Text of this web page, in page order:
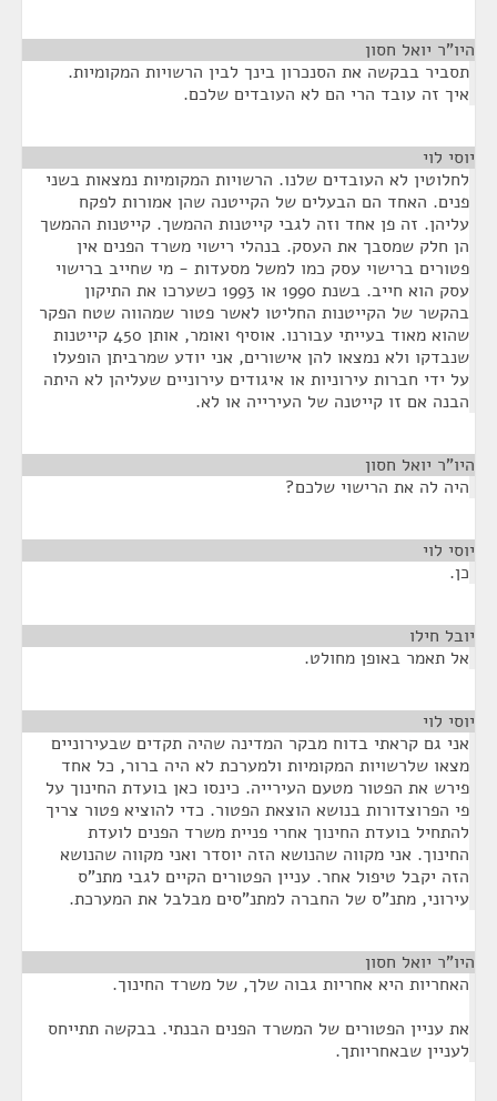
היו"ר יואל חסון
תסביר בבקשה את הסנכרון בינך לבין הרשויות המקומיות.
איך זה עובד הרי הם לא העובדים שלכם.
יוסי לוי
לחלוטין לא העובדים שלנו. הרשויות המקומיות נמצאות בשני
פנים. האחד הם הבעלים של הקייטנה שהן אמורות לפקח
עליהן. זה פן אחד וזה לגבי קייטנות ההמשך. קייטנות ההמשך
הן חלק שמסבך את העסק. בנהלי רישוי משרד הפנים אין
פטורים ברישוי עסק כמו למשל מסעדות - מי שחייב ברישוי
עסק הוא חייב. בשנת 1990 או 1993 כשערכו את התיקון
בהקשר של הקייטנות החליטו לאשר פטור שמהווה שטח הפקר
שהוא מאוד בעייתי עבורנו. אוסיף ואומר, אותן 450 קייטנות
שנבדקו ולא נמצאו להן אישורים, אני יודע שמרביתן הופעלו
על ידי חברות עירוניות או איגודים עירוניים שעליהן לא היתה
הבנה אם זו קייטנה של העירייה או לא.
היו"ר יואל חסון
היה לה את הרישוי שלכם?
יוסי לוי
כן.
יובל חילו
אל תאמר באופן מחולט.
יוסי לוי
אני גם קראתי בדוח מבקר המדינה שהיה תקדים שבעירוניים
מצאו שלרשויות המקומיות ולמערכת לא היה ברור, כל אחד
פירש את הפטור מטעם העירייה. כינסו כאן בועדת החינוך על
פי הפרוצדורות בנושא הוצאת הפטור. כדי להוציא פטור צריך
להתחיל בועדת החינוך אחרי פניית משרד הפנים לועדת
החינוך. אני מקווה שהנושא הזה יוסדר ואני מקווה שהנושא
הזה יקבל טיפול אחר. עניין הפטורים הקיים לגבי מתנ"ס
עירוני, מתנ"ס של החברה למתנ"סים מבלבל את המערכת.
היו"ר יואל חסון
האחריות היא אחריות גבוה שלך, של משרד החינוך.
את עניין הפטורים של המשרד הפנים הבנתי. בבקשה תתייחס
לעניין שבאחריותך.